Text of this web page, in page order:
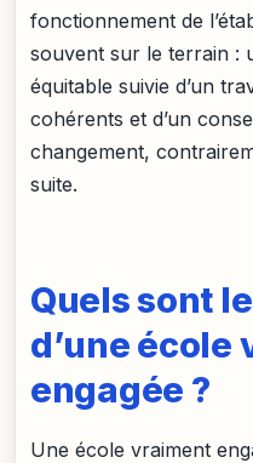
fonctionnement de
souvent sur le terrain :
équitable suivie d’un
cohérents et d’un
changement,
suite.
Quels sont
d’une école
engagée ?
Une école vraiment